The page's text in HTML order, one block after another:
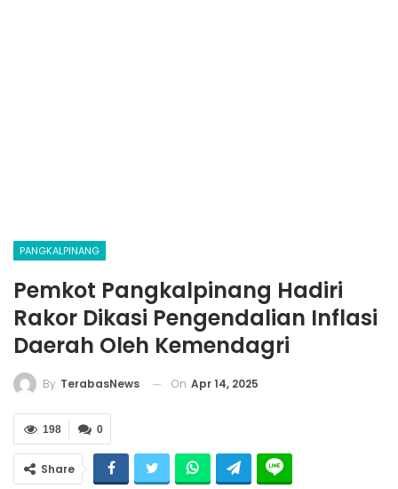
PANGKALPINANG
Pemkot Pangkalpinang Hadiri
Rakor Dikasi Pengendalian Inflasi
Daerah Oleh Kemendagri
By TerabasNews On Apr 14, 2025
0
198
Share